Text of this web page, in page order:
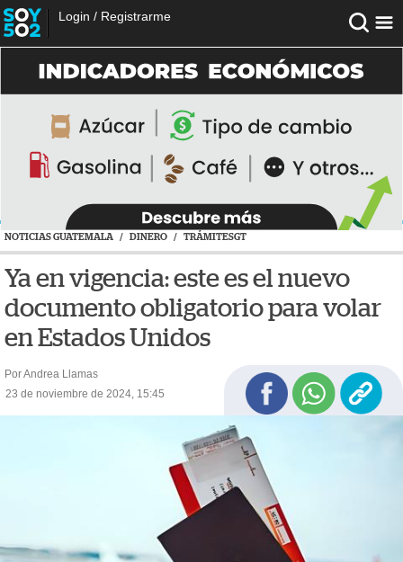
Login / Registrarme
NOTICIAS GUATEMALA / DINERO / TRÁMITESGT
Ya en vigencia: este es el nuevo
documento obligatorio para volar
en Estados Unidos
Por Andrea Llamas
23 de noviembre de 2024, 15:45